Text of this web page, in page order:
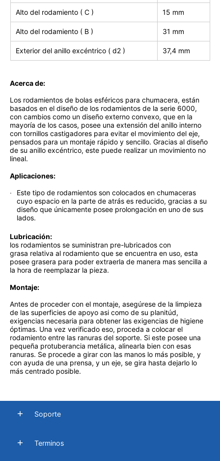
Alto del rodamiento ( C ) 15 mm
Alto del rodamiento ( B ) 31 mm
Exterior del anillo excéntrico ( d2 ) 37,4 mm
Acerca de:
Los rodamientos de bolas esféricos para chumacera, están
basados en el diseño de los rodamientos de la serie 6000,
con cambios como un diseño externo convexo, que en la
mayoría de los casos, posee una extensión del anillo interno
con tornillos castigadores para evitar el movimiento del eje,
pensados para un montaje rápido y sencillo. Gracias al diseño
de su anillo excéntrico, este puede realizar un movimiento no
lineal.
Aplicaciones:
Este tipo de rodamientos son colocados en chumaceras
cuyo espacio en la parte de atrás es reducido, gracias a su
diseño que únicamente posee prolongación en uno de sus
lados.
Lubricación:
los rodamientos se suministran pre-lubricados con
grasa relativa al rodamiento que se encuentra en uso, esta
posee grasera para poder extraerla de manera mas sencilla a
la hora de reemplazar la pieza.
Montaje:
Antes de proceder con el montaje, asegúrese de la limpieza
de las superficies de apoyo asi como de su planitúd,
exigencias necesaria para obtener las exigencias de higiene
óptimas. Una vez verificado eso, proceda a colocar el
rodamiento entre las ranuras del soporte. Si este posee una
pequeña protuberancia metálica, alinearla bien con esas
ranuras. Se procede a girar con las manos lo más posible, y
con ayuda de una prensa, y un eje, se gira hasta dejarlo lo
más centrado posible.
Soporte
Terminos